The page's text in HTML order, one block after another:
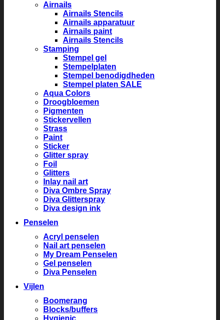
Airnails
Airnails Stencils
Airnails apparatuur
Airnails paint
Airnails Stencils
Stamping
Stempel gel
Stempelplaten
Stempel benodigdheden
Stempel platen SALE
Aqua Colors
Droogbloemen
Pigmenten
Stickervellen
Strass
Paint
Sticker
Glitter spray
Foil
Glitters
Inlay nail art
Diva Ombre Spray
Diva Glitterspray
Diva design ink
Penselen
Acryl penselen
Nail art penselen
My Dream Penselen
Gel penselen
Diva Penselen
Vijlen
Boomerang
Blocks/buffers
Hygienic